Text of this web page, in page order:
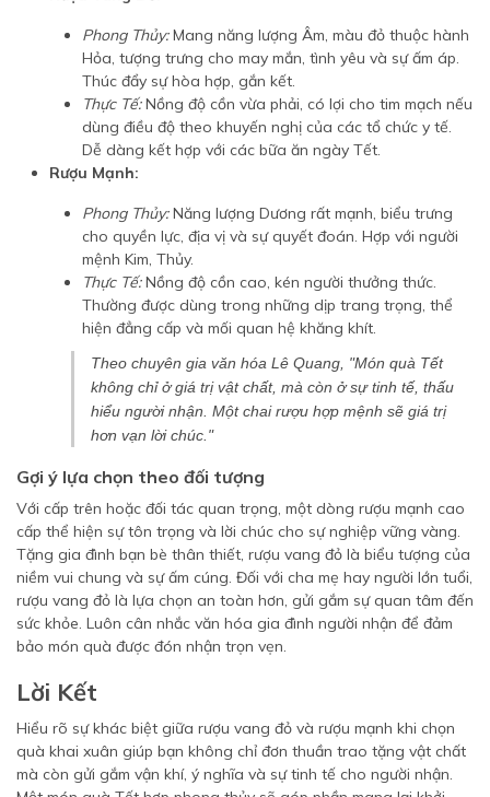
Phong Thủy:Mang năng lượng Âm, màu đỏ thuộc hành
Hỏa, tượng trưng cho may mắn, tình yêu và sự ấm áp.
Thúc đẩy sự hòa hợp, gắn kết.
Thực Tế:Nồng độ cồn vừa phải, có lợi cho tim mạch nếu
dùng điều độ theo khuyến nghị của các tổ chức y tế.
Dễ dàng kết hợp với các bữa ăn ngày Tết.
Rượu Mạnh:
Phong Thủy:Năng lượng Dương rất mạnh, biểu trưng
cho quyền lực, địa vị và sự quyết đoán. Hợp với người
mệnh Kim, Thủy.
Thực Tế:Nồng độ cồn cao, kén người thưởng thức.
Thường được dùng trong những dịp trang trọng, thể
hiện đẳng cấp và mối quan hệ khăng khít.
Theo chuyên gia văn hóa Lê Quang, "Món quà Tết
không chỉ ở giá trị vật chất, mà còn ở sự tinh tế, thấu
hiểu người nhận. Một chai rượu hợp mệnh sẽ giá trị
hơn vạn lời chúc."
Gợi ý lựa chọn theo đối tượng
Với cấp trên hoặc đối tác quan trọng, một dòng rượu mạnh cao
cấp thể hiện sự tôn trọng và lời chúc cho sự nghiệp vững vàng.
Tặng gia đình bạn bè thân thiết, rượu vang đỏ là biểu tượng của
niềm vui chung và sự ấm cúng. Đối với cha mẹ hay người lớn tuổi,
rượu vang đỏ là lựa chọn an toàn hơn, gửi gắm sự quan tâm đến
sức khỏe. Luôn cân nhắc văn hóa gia đình người nhận để đảm
bảo món quà được đón nhận trọn vẹn.
Lời Kết
Hiểu rõ sự khác biệt giữa rượu vang đỏ và rượu mạnh khi chọn
quà khai xuân giúp bạn không chỉ đơn thuần trao tặng vật chất
mà còn gửi gắm vận khí, ý nghĩa và sự tinh tế cho người nhận.